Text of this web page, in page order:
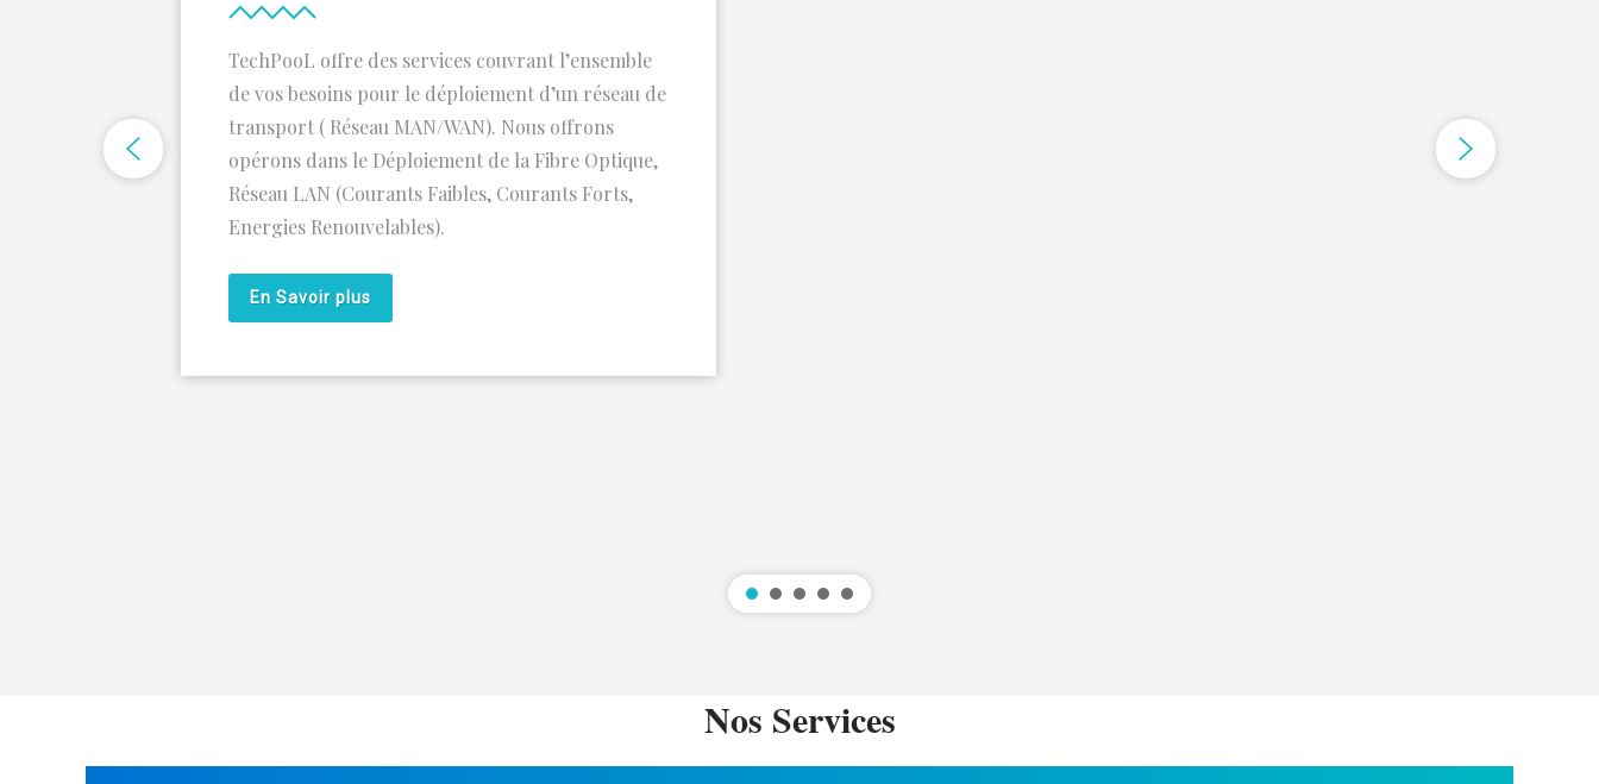
TechPooL offre des services couvrant l’ensemble
de vos besoins pour le déploiement d’un réseau de
transport ( Réseau MAN/WAN). Nous offrons
opérons dans le Déploiement de la Fibre Optique,
Réseau LAN (Courants Faibles, Courants Forts,
Energies Renouvelables).
En Savoir plus
Nos Services